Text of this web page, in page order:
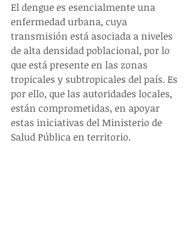
El dengue es esencialmente una
enfermedad urbana, cuya
transmisión está asociada a niveles
de alta densidad poblacional, por lo
que está presente en las zonas
tropicales y subtropicales del país. Es
por ello, que las autoridades locales,
están comprometidas, en apoyar
estas iniciativas del Ministerio de
Salud Pública en territorio.